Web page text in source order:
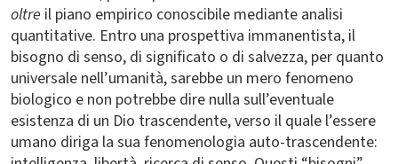
oltre il piano empirico conoscibile mediante analisi
quantitative. Entro una prospettiva immanentista, il
bisogno di senso, di significato o di salvezza, per quanto
universale nell’umanità, sarebbe un mero fenomeno
biologico e non potrebbe dire nulla sull’eventuale
esistenza di un Dio trascendente, verso il quale l’essere
umano diriga la sua fenomenologia auto-trascendente: